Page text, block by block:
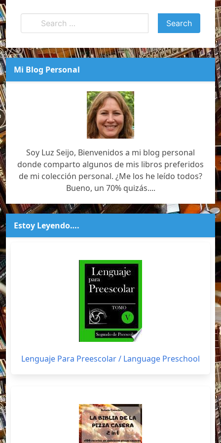
Mi Blog Personal
Soy Luz Seijo, Bienvenidos a mi blog personal
donde comparto algunos de mis libros preferidos
de mi colección personal. ¿Me los he leído todos?
Bueno, un 70% quizás....
Estoy Leyendo….
Lenguaje Para Preescolar / Language Preschool